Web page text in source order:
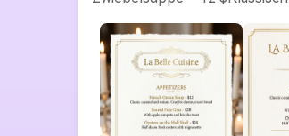
karamellisierte Zwiebeln,
Krustenbrot • Gegrillte Foie
Apfelsoße und Brioche
einer halben Schale – 18
Dutzend frische Austern mit
Hauptgericht • Filet Mignon